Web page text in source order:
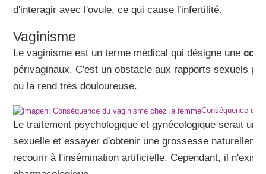
d'interagir avec l'ovule, ce qui cause l'infertilité.
Vaginisme
Le vaginisme est un terme médical qui désigne une
périvaginaux. C'est un obstacle aux rapports sexuels
ou la rend très douloureuse.
Conséquence du
Le traitement psychologique et gynécologique serait
sexuelle et essayer d'obtenir une grossesse
recourir à l'insémination artificielle. Cependant, il